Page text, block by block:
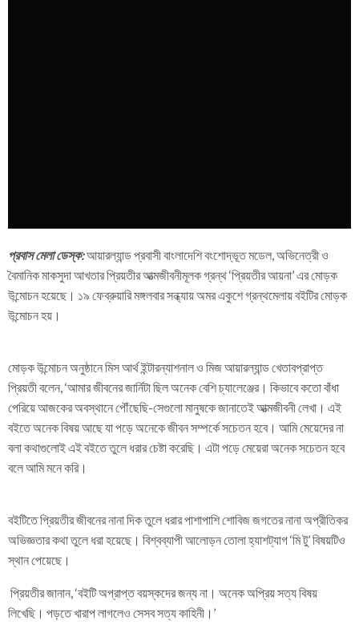
প্রবাস মেলা ডেস্ক:আয়ারল্যান্ড প্রবাসী বাংলাদেশি বংশোদ্ভূত মডেল, অভিনেত্রী ও
বৈমানিক মাকসুদা আখতার প্রিয়তীর আত্মজীবনীমূলক গ্রন্থ ‘প্রিয়তীর আয়না’ এর মোড়ক
উন্মোচন হয়েছে। ১৯ ফেব্রুয়ারি মঙ্গলবার সন্ধ্যায় অমর একুশে গ্রন্থমেলায় বইটির মোড়ক
উন্মোচন হয়।
মোড়ক উন্মোচন অনুষ্ঠানে মিস আর্থ ইন্টারন্যাশনাল ও মিজ আয়ারল্যান্ড খেতাবপ্রাপ্ত
প্রিয়তী বলেন, ‘আমার জীবনের জার্নিটা ছিল অনেক বেশি চ্যালেঞ্জের। কিভাবে কতো বাঁধা
পেরিয়ে আজকের অবস্থানে পৌঁছেছি-সেগুলো মানুষকে জানাতেই আত্মজীবনী লেখা। এই
বইতে অনেক বিষয় আছে যা পড়ে অনেকে জীবন সম্পর্কে সচেতন হবে। আমি মেয়েদের না
বলা কথাগুলোই এই বইতে তুলে ধরার চেষ্টা করেছি। এটা পড়ে মেয়েরা অনেক সচেতন হবে
বলে আমি মনে করি।
বইটিতে প্রিয়তীর জীবনের নানা দিক তুলে ধরার পাশাপাশি শোবিজ জগতের নানা অপ্রীতিকর
অভিজ্ঞতার কথা তুলে ধরা হয়েছে। বিশ্বব্যাপী আলোড়ন তোলা হ্যাশট্যাগ ‘মি টু’ বিষয়টিও
স্থান পেয়েছে।
প্রিয়তীর জানান, ‘বইটি অপ্রাপ্ত বয়স্কদের জন্য না। অনেক অপ্রিয় সত্য বিষয়
লিখেছি। পড়তে খারাপ লাগলেও সেসব সত্য কাহিনী।’